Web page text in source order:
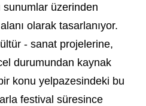
sunumlar üzerinden
olarak tasarlanıyor.
- sanat projelerine,
durumundan kaynak
konu yelpazesindeki bu
festival süresince